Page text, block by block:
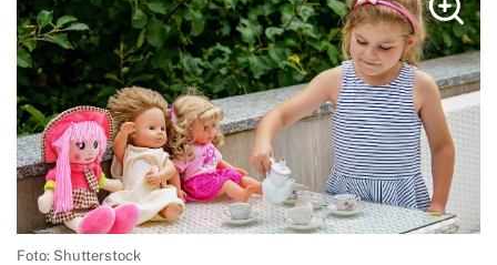
Foto: Shutterstock